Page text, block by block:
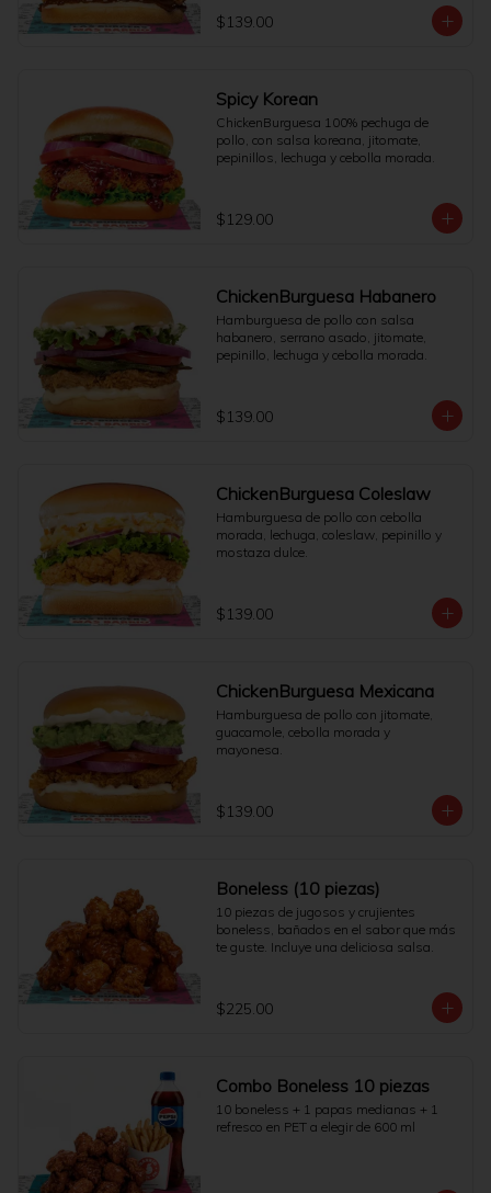
$139.00
Spicy Korean
ChickenBurguesa 100% pechuga de
pollo, con salsa koreana, jitomate,
pepinillos, lechuga y cebolla morada.
$129.00
ChickenBurguesa Habanero
Hamburguesa de pollo con salsa
habanero, serrano asado, jitomate,
pepinillo, lechuga y cebolla morada.
$139.00
ChickenBurguesa Coleslaw
Hamburguesa de pollo con cebolla
morada, lechuga, coleslaw, pepinillo y
mostaza dulce.
$139.00
ChickenBurguesa Mexicana
Hamburguesa de pollo con jitomate,
guacamole, cebolla morada y
mayonesa.
$139.00
Boneless (10 piezas)
10 piezas de jugosos y crujientes
boneless, bañados en el sabor que más
te guste. Incluye una deliciosa salsa.
$225.00
Combo Boneless 10 piezas
10 boneless + 1 papas medianas + 1
refresco en PET a elegir de 600 ml